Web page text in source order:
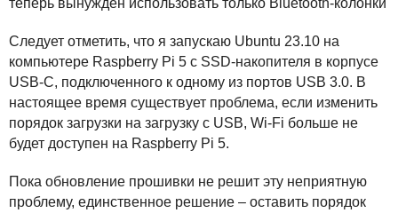
Следует отметить, что я запускаю Ubuntu 23.10 на
компьютере Raspberry Pi 5 с SSD-накопителя в корпусе
USB-C, подключенного к одному из портов USB 3.0. В
настоящее время существует проблема, если изменить
порядок загрузки на загрузку с USB, Wi-Fi больше не
будет доступен на Raspberry Pi 5.
Пока обновление прошивки не решит эту неприятную
проблему, единственное решение – оставить порядок